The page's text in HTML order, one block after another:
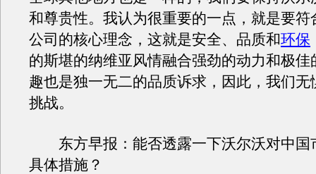
和尊贵性。我认为很重要的一点，就是要符
公司的核心理念，这就是安全、品质和环保
的斯堪的纳维亚风情融合强劲的动力和极佳
趣也是独一无二的品质诉求，因此，我们无
挑战。
东方早报：能否透露一下沃尔沃对中国
具体措施？